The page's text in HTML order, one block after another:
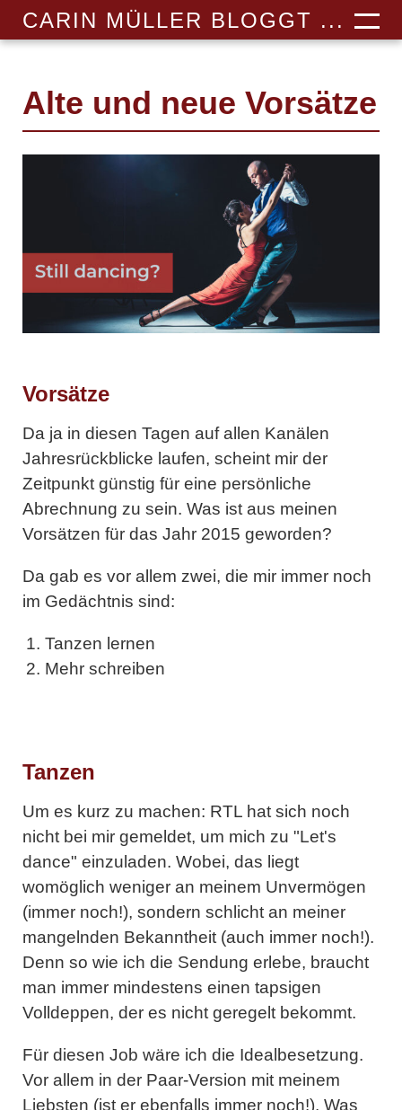
CARIN MÜLLER BLOGGT ...
Alte und neue Vorsätze
Vorsätze
Da ja in diesen Tagen auf allen Kanälen
Jahresrückblicke laufen, scheint mir der
Zeitpunkt günstig für eine persönliche
Abrechnung zu sein. Was ist aus meinen
Vorsätzen für das Jahr 2015 geworden?
Da gab es vor allem zwei, die mir immer noch
im Gedächtnis sind:
Tanzen lernen
Mehr schreiben
Tanzen
Um es kurz zu machen: RTL hat sich noch
nicht bei mir gemeldet, um mich zu "Let's
dance" einzuladen. Wobei, das liegt
womöglich weniger an meinem Unvermögen
(immer noch!), sondern schlicht an meiner
mangelnden Bekanntheit (auch immer noch!).
Denn so wie ich die Sendung erlebe, braucht
man immer mindestens einen tapsigen
Volldeppen, der es nicht geregelt bekommt.
Für diesen Job wäre ich die Idealbesetzung.
Vor allem in der Paar-Version mit meinem
Liebsten (ist er ebenfalls immer noch!). Was